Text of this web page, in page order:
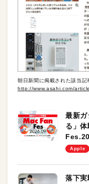
朝日新聞に掲載された該当記
http://www.asahi.com/
最新
る」
します
Apple
落下